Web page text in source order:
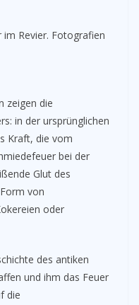
im Revier. Fotografien
zeigen die
in der ursprünglichen
Kraft, die vom
bei der
Glut des
von
oder
des antiken
und ihm das Feuer
die